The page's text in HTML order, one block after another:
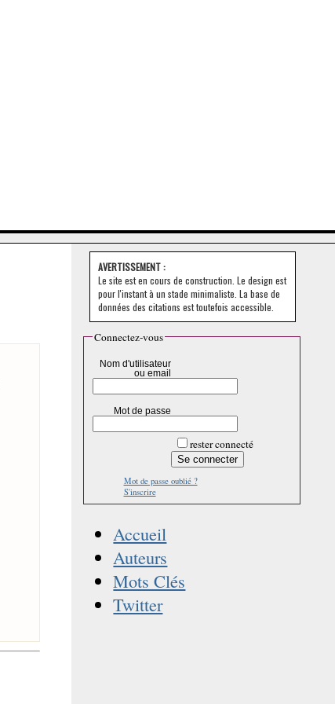
AVERTISSEMENT :
Le site est en cours de construction. Le design est
pour l'instant à un stade minimaliste. La base de
données des citations est toutefois accessible.
Connectez-vous
Nom d'utilisateur
ou email
Mot de passe
rester connecté
Mot de passe oublié ?
S'inscrire
Accueil
Auteurs
Mots Clés
Twitter